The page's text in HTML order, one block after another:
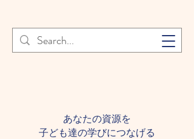
登録者様へ 個人情報の取り扱
いについて Learn More
あなたの資源を
子ども達の学びにつなげる​